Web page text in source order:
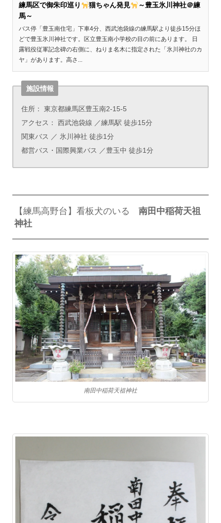
練馬区で御朱印巡り 猫ちゃん発見
～豊玉氷川神社＠練
馬～
バス停「豊玉南住宅」下車4分、西武池袋線の練馬駅より徒歩15分ほ
どで豊玉氷川神社です。区立豊玉南小学校の目の前にあります。 日
露戦役従軍記念碑の右側に、ねりま名木に指定された「氷川神社のカ
ヤ」があります。高さ...
施設情報
住所： 東京都練馬区豊玉南2-15-5
アクセス： 西武池袋線 ／練馬駅 徒歩15分
関東バス ／ 氷川神社 徒歩1分
都営バス・国際興業バス ／豊玉中 徒歩1分
【練馬高野台】看板犬のいる 南田中稲荷天祖
神社
南田中稲荷天祖神社